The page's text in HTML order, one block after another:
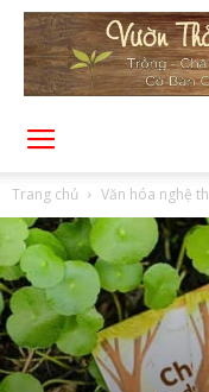
Trang chủ Văn hóa nghệ